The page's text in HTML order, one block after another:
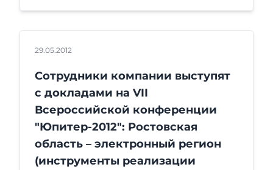
29.05.2012
Сотрудники компании выступят
с докладами на VII
Всероссийской конференции
"Юпитер-2012": Ростовская
область – электронный регион
(инструменты реализации